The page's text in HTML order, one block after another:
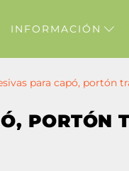
INFORMACIÓN
para capó, portón
PORTÓN